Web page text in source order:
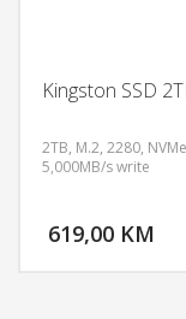
Kingston SSD
2TB, M.2, 2280,
5,000MB/s write
619,00 KM